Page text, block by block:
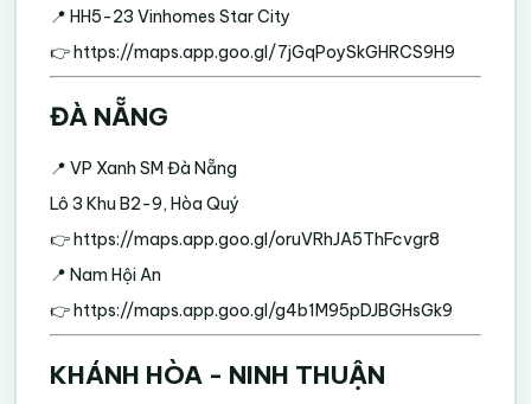
📍 HH5-23 Vinhomes Star City
👉https://maps.app.goo.gl/7jGqPoySkGHRCS9H9
ĐÀ NẴNG
📍 VP Xanh SM Đà Nẵng
Lô 3 Khu B2-9, Hòa Quý
👉https://maps.app.goo.gl/oruVRhJA5ThFcvgr8
📍 Nam Hội An
👉https://maps.app.goo.gl/g4b1M95pDJBGHsGk9
KHÁNH HÒA - NINH THUẬN